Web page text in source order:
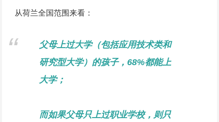
从荷兰全国范围来看：
父母上过大学（包括应用技术类和
研究型大学）的孩子，68%都能上
大学；
而如果父母只上过职业学校，则只